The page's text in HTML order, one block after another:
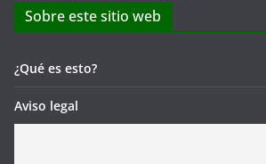
Sobre este sitio web
¿Qué es esto?
Aviso legal